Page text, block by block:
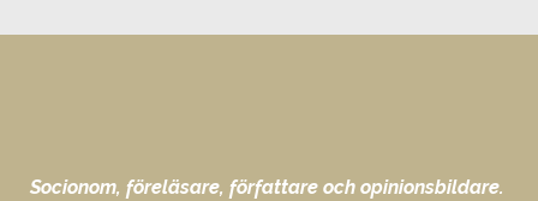
Socionom, föreläsare, författare och opinionsbildare.